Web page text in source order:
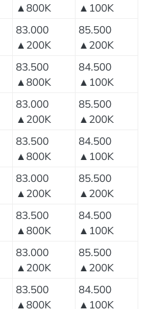
▲800K
▲100K
83.000
▲200K
85.500
▲200K
83.500
▲800K
84.500
▲100K
83.000
▲200K
85.500
▲200K
83.500
▲800K
84.500
▲100K
83.000
▲200K
85.500
▲200K
83.500
▲800K
84.500
▲100K
83.000
▲200K
85.500
▲200K
83.500
▲800K
84.500
▲100K